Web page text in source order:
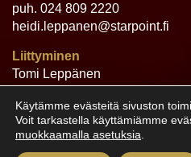
puh. 024 809 2220
heidi.leppanen@starpoint.fi
Liittyminen
Tomi Leppänen
tomi.leppanen@starpoint.fi
Käytämme evästeitä sivuston
Voit tarkastella käyttämiämme
muokkaamalla asetuksia